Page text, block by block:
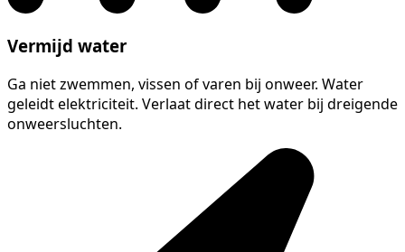
Vermijd water
Ga niet zwemmen, vissen of varen bij onweer. Water
geleidt elektriciteit. Verlaat direct het water bij dreigende
onweersluchten.